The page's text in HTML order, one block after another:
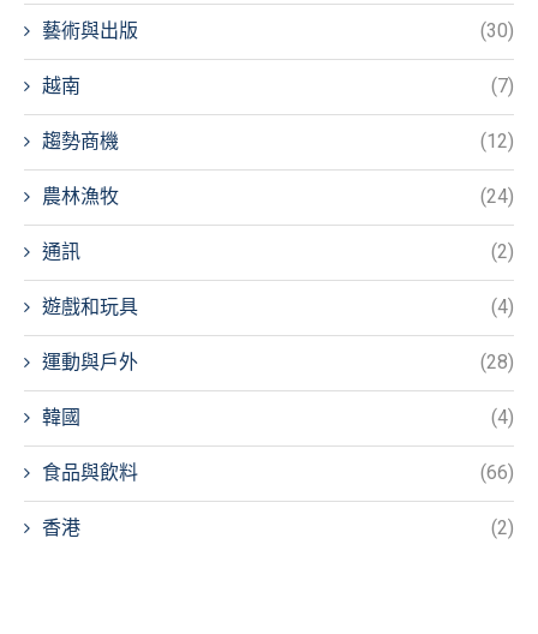
藝術與出版 (30)
越南 (7)
趨勢商機 (12)
農林漁牧 (24)
通訊 (2)
遊戲和玩具 (4)
運動與戶外 (28)
韓國 (4)
食品與飲料 (66)
香港 (2)